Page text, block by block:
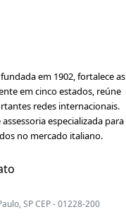
em 1902, fortalece as
em cinco estados, reúne
redes internacionais.
especializada para
no mercado italiano.
SP CEP - 01228-200